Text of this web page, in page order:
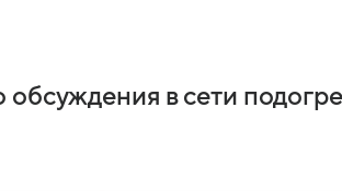
обсуждения в сети